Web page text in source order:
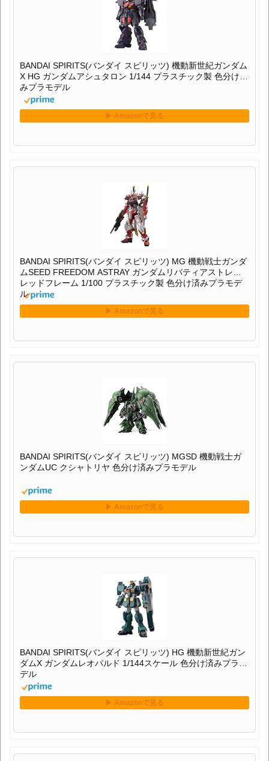
BANDAI SPIRITS(バンダイ スピリッツ) 機動新世紀ガンダム
X HG ガンダムアシュタロン 1/144 プラスチック製 色分け済
みプラモデル
BANDAI SPIRITS(バンダイ スピリッツ) MG 機動戦士ガンダ
ムSEED FREEDOM ASTRAY ガンダムリバティアストレイ
レッドフレーム 1/100 プラスチック製 色分け済みプラモデ
ル
BANDAI SPIRITS(バンダイ スピリッツ) MGSD 機動戦士ガ
ンダムUC クシャトリヤ 色分け済みプラモデル
BANDAI SPIRITS(バンダイ スピリッツ) HG 機動新世紀ガン
ダムX ガンダムレオパルド 1/144スケール 色分け済みプラモ
デル